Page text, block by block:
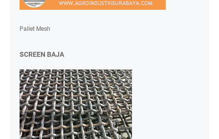
Pallet Mesh
SCREEN BAJA